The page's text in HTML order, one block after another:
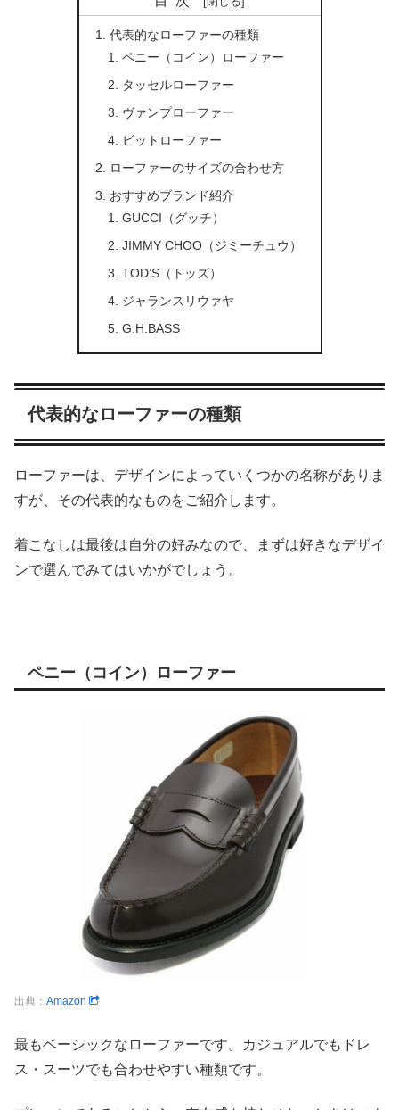
代表的なローファーの種類
ペニー（コイン）ローファー
タッセルローファー
ヴァンプローファー
ビットローファー
ローファーのサイズの合わせ方
おすすめブランド紹介
GUCCI（グッチ）
JIMMY CHOO（ジミーチュウ）
TOD’S（トッズ）
ジャランスリウァヤ
G.H.BASS
代表的なローファーの種類
ローファーは、デザインによっていくつかの名称がありま
すが、その代表的なものをご紹介します。
着こなしは最後は自分の好みなので、まずは好きなデザイ
ンで選んでみてはいかがでしょう。
ペニー（コイン）ローファー
出典： Amazon
最もベーシックなローファーです。カジュアルでもドレ
ス・スーツでも合わせやすい種類です。